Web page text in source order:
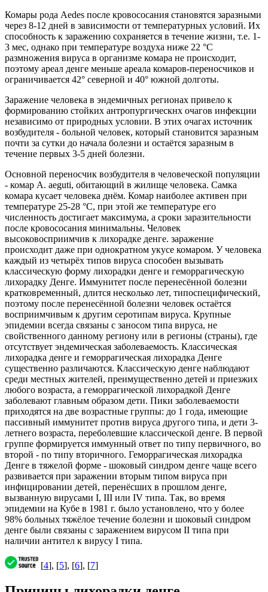
Комары рода Aedes после кровососания становятся заразными
через 8-12 дней в зависимости от температурных условий. Их
способность к заражению сохраняется в течение жизни, т.е. 1-
3 мес, однако при температуре воздуха ниже 22 °С
размножения вируса в организме комара не происходит,
поэтому ареал денге меньше ареала комаров-переносчиков и
ограничивается 42° северной и 40° южной долготы.
Заражение человека в эндемичных регионах привело к
формированию стойких антропургическнх очагов инфекции
независимо от природных условии. В этих очагах источник
возбудителя - больной человек, который становится заразным
почти за сутки до начала болезни и остаётся заразным в
течение первых 3-5 дней болезни.
Основной переносчик возбудителя в человеческой популяции
- комар A. aeguti, обитающий в жилище человека. Самка
комара кусает человека днём. Комар наиболее активен при
температуре 25-28 °С, при этой же температуре его
численность достигает максимума, а сроки заразительности
после кровососания минимальны. Человек
высоковосприимчив к лихорадке денге. заражение
происходит даже при однократном укусе комаром. У человека
каждый из четырёх типов вируса способен вызывать
классическую форму лихорадки денге и геморрагическую
лихорадку Денге. Иммунитет после перенесённой болезни
кратковременный, длится несколько лет, типоспецифический,
поэтому после перенесённой болезни человек остаётся
восприимчивым к другим серотипам вируса. Крупные
эпидемии всегда связаны с заносом типа вируса, не
свойственного данному региону или в регионы (страны), где
отсутствует эндемическая заболеваемость. Классическая
лихорадка денге и геморрагическая лихорадка Денге
существенно различаются. Классическую денге наблюдают
среди местных жителей, преимущественно детей и приезжих
любого возраста, а геморрагической лихорадкой Денге
заболевают главным образом дети. Пики заболеваемости
приходятся на две возрастные группы: до 1 года, имеющие
пассивный иммунитет против вируса другого типа, и дети 3-
летнего возраста, переболевшие классической денге. В первой
группе формируется иммунный ответ по типу первичного, во
второй - по типу вторичного. Геморрагическая лихорадка
Денге в тяжелой форме - шоковый синдром денге чаще всего
развивается при заражении вторым типом вируса при
инфицировании детей, перенёсших в прошлом денге,
вызванную вирусами I, III или IV типа. Так, во время
эпидемии на Кубе в 1981 г. было установлено, что у более
98% больных тяжёлое течение болезни и шоковый синдром
денге были связаны с заражением вирусом II типа при
наличии антител к вирусу I типа.
[4], [5], [6], [7]